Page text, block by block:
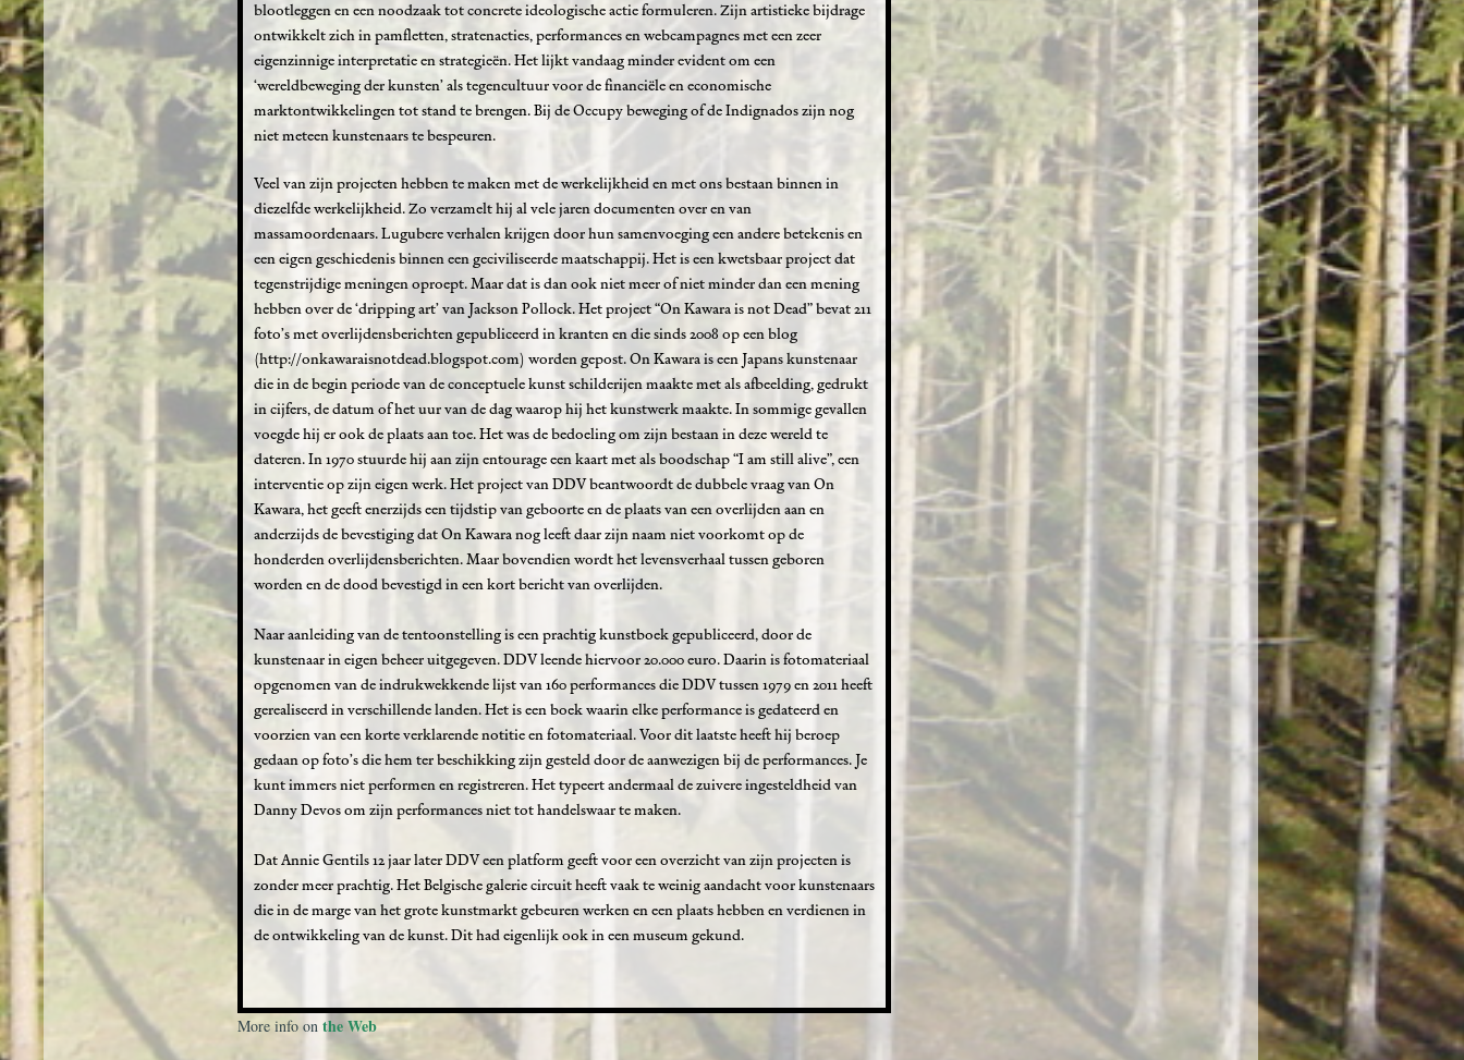
blootleggen en een noodzaak tot concrete ideologische actie formuleren. Zijn artistieke bijdrage
ontwikkelt zich in pamfletten, stratenacties, performances en webcampagnes met een zeer
eigenzinnige interpretatie en strategieën. Het lijkt vandaag minder evident om een
‘wereldbeweging der kunsten’ als tegencultuur voor de financiële en economische
marktontwikkelingen tot stand te brengen. Bij de Occupy beweging of de Indignados zijn nog
niet meteen kunstenaars te bespeuren.
Veel van zijn projecten hebben te maken met de werkelijkheid en met ons bestaan binnen in
diezelfde werkelijkheid. Zo verzamelt hij al vele jaren documenten over en van
massamoordenaars. Lugubere verhalen krijgen door hun samenvoeging een andere betekenis en
een eigen geschiedenis binnen een geciviliseerde maatschappij. Het is een kwetsbaar project dat
tegenstrijdige meningen oproept. Maar dat is dan ook niet meer of niet minder dan een mening
hebben over de ‘dripping art’ van Jackson Pollock. Het project “On Kawara is not Dead” bevat 211
foto’s met overlijdensberichten gepubliceerd in kranten en die sinds 2008 op een blog
(http://onkawaraisnotdead.blogspot.com) worden gepost. On Kawara is een Japans kunstenaar
die in de begin periode van de conceptuele kunst schilderijen maakte met als afbeelding, gedrukt
in cijfers, de datum of het uur van de dag waarop hij het kunstwerk maakte. In sommige gevallen
voegde hij er ook de plaats aan toe. Het was de bedoeling om zijn bestaan in deze wereld te
dateren. In 1970 stuurde hij aan zijn entourage een kaart met als boodschap “I am still alive”, een
interventie op zijn eigen werk. Het project van DDV beantwoordt de dubbele vraag van On
Kawara, het geeft enerzijds een tijdstip van geboorte en de plaats van een overlijden aan en
anderzijds de bevestiging dat On Kawara nog leeft daar zijn naam niet voorkomt op de
honderden overlijdensberichten. Maar bovendien wordt het levensverhaal tussen geboren
worden en de dood bevestigd in een kort bericht van overlijden.
Naar aanleiding van de tentoonstelling is een prachtig kunstboek gepubliceerd, door de
kunstenaar in eigen beheer uitgegeven. DDV leende hiervoor 20.000 euro. Daarin is fotomateriaal
opgenomen van de indrukwekkende lijst van 160 performances die DDV tussen 1979 en 2011 heeft
gerealiseerd in verschillende landen. Het is een boek waarin elke performance is gedateerd en
voorzien van een korte verklarende notitie en fotomateriaal. Voor dit laatste heeft hij beroep
gedaan op foto’s die hem ter beschikking zijn gesteld door de aanwezigen bij de performances. Je
kunt immers niet performen en registreren. Het typeert andermaal de zuivere ingesteldheid van
Danny Devos om zijn performances niet tot handelswaar te maken.
Dat Annie Gentils 12 jaar later DDV een platform geeft voor een overzicht van zijn projecten is
zonder meer prachtig. Het Belgische galerie circuit heeft vaak te weinig aandacht voor kunstenaars
die in de marge van het grote kunstmarkt gebeuren werken en een plaats hebben en verdienen in
de ontwikkeling van de kunst. Dit had eigenlijk ook in een museum gekund.
More info on the Web